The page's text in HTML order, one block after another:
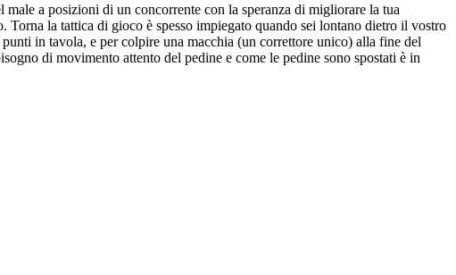
a posizioni di un concorrente con la speranza di migliorare la tua
Torna la tattica di gioco è spesso impiegato quando sei lontano dietro il vostro
in tavola, e per colpire una macchia (un correttore unico) alla fine del
di movimento attento del pedine e come le pedine sono spostati è in